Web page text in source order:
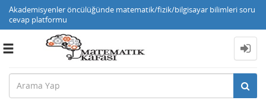
Akademisyenler öncülüğünde matematik/fizik/bilgisayar bilimleri soru
cevap platformu
Toggle